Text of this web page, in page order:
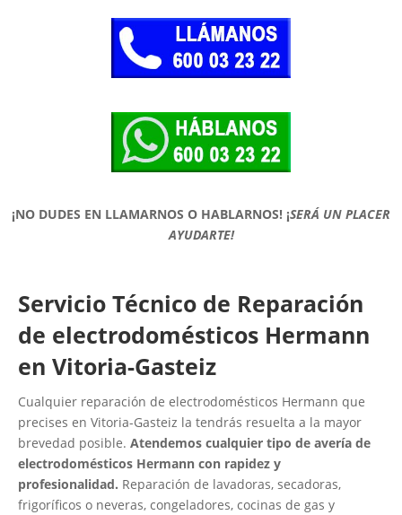
¡NO DUDES EN LLAMARNOS O HABLARNOS! ¡SERÁ UN PLACER
AYUDARTE!
Servicio Técnico de Reparación
de electrodomésticos Hermann
en Vitoria-Gasteiz
Cualquier reparación de electrodomésticos Hermann que
precises en Vitoria-Gasteiz la tendrás resuelta a la mayor
brevedad posible. Atendemos cualquier tipo de avería de
electrodomésticos Hermann con rapidez y
profesionalidad. Reparación de lavadoras, secadoras,
frigoríficos o neveras, congeladores, cocinas de gas y